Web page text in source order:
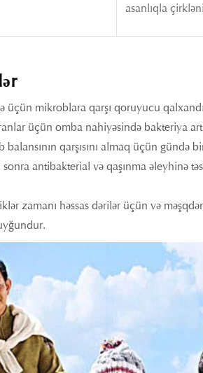
asanlıqla
mikroblara qarşı qoruyucu
üçün omba nahiyəsində bakteriya
qarşısını almaq üçün gündə
antibakterial və qaşınma əleyhinə
zamanı həssas dərilər üçün və